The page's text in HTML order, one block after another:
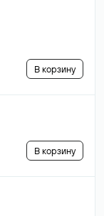
В корзину
В корзину